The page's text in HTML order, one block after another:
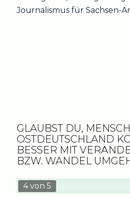
Journalismus für Sachsen-
GLAUBST DU,
OSTDEUTSCHLAND
BESSER MIT
BZW. WANDEL
4 von 5